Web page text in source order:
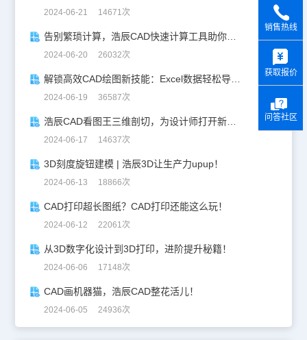
2024-06-21 14671次
告别繁琐计算，浩辰CAD快速计算工具助你一臂之力！
2024-06-20 26032次
解锁高效CAD绘图新技能：Excel数据轻松导入CAD
2024-06-19 36587次
浩辰CAD看图王三维剖切，为设计师打开新世界的大门！
2024-06-17 14637次
3D刻度旋钮建模 | 浩辰3D让生产力upup！
2024-06-13 18866次
CAD打印超长图纸？CAD打印还能这么玩！
2024-06-12 22061次
从3D数字化设计到3D打印，进阶提升秘籍！
2024-06-06 17148次
CAD画机器猫，浩辰CAD整花活儿！
2024-06-05 24936次
销售热线
获取报价
问答社区